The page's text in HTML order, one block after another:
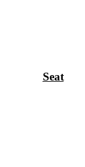
Seat